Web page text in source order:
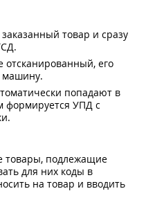
товар и сразу
отсканированный, его
машину.
попадают в
формируется УПД с
товары, подлежащие
для них коды в
на товар и вводить